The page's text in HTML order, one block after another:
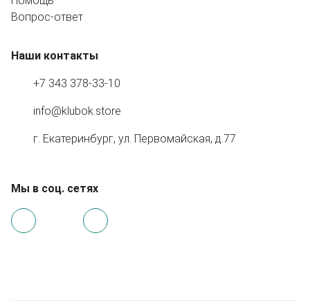
Вопрос-ответ
Наши контакты
+7 343 378-33-10
info@klubok.store
г. Екатеринбург, ул. Первомайская, д.77
Мы в соц. сетях